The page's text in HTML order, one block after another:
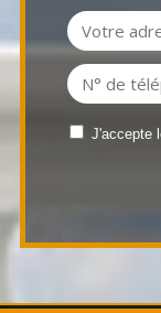
J'accepte